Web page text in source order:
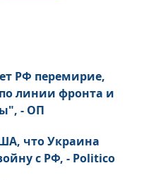
РФ перемирие,
линии фронта и
- ОП
что Украина
с РФ, - Politico